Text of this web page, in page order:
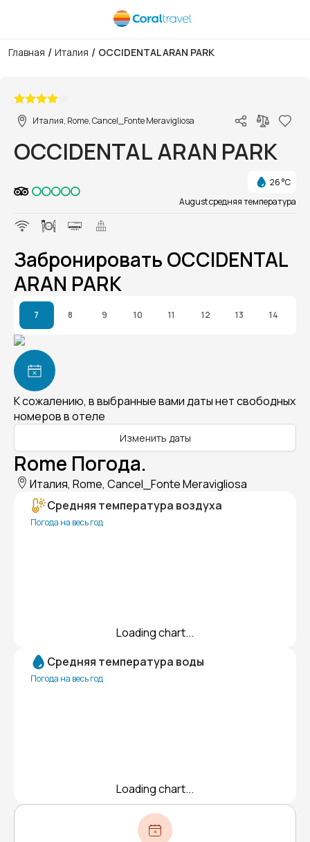
Главная / Италия / OCCIDENTAL ARAN PARK
Италия, Rome, Cancel_Fonte Meravigliosa
OCCIDENTAL ARAN PARK
26 °C
August средняя температура
Забронировать OCCIDENTAL
ARAN PARK
7 8 9 10 11 12 13 14
К сожалению, в выбранные вами даты нет свободных
номеров в отеле
Изменить даты
Rome Погода.
Италия, Rome, Cancel_Fonte Meravigliosa
Средняя температура воздуха
Погода на весь год
Loading chart...
Средняя температура воды
Погода на весь год
Loading chart...